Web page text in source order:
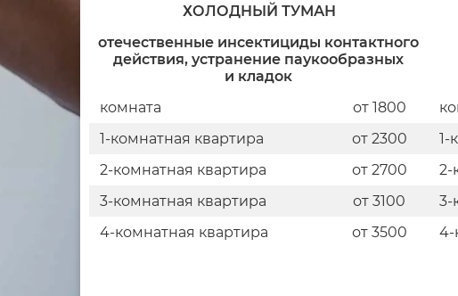
ХОЛОДНЫЙ ТУМАН
отечественные инсектициды контактного
действия, устранение паукообразных
и кладок
комната
от 1800
1-комнатная квартира
от 2300
2-комнатная квартира
от 2700
3-комнатная квартира
от 3100
4-комнатная квартира
от 3500
1-
2-
3-
4-